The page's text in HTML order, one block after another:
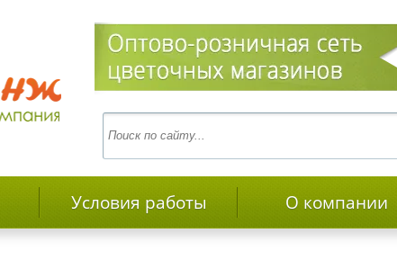
Условия работы О компании